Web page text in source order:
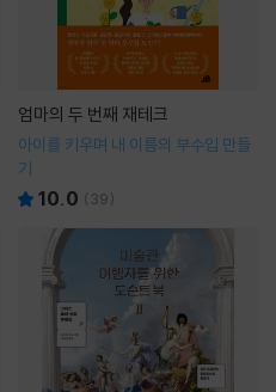
엄마의 두 번째 재테크
아이를 키우며 내 이름의 부수입 만들
기
10.0 ( 39)